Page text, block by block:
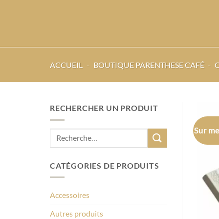
ACCUEIL - BOUTIQUE PARENTHESE CAFÉ -
RECHERCHER UN PRODUIT
Recherche
CATÉGORIES DE PRODUITS
Accessoires
Autres produits
Sur